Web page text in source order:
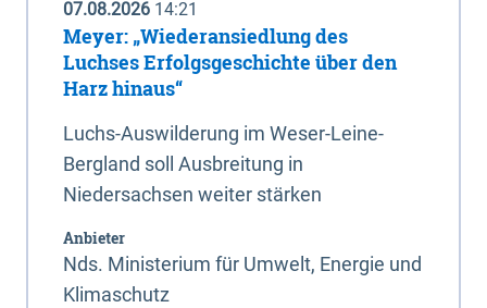
07.08.2026 14:21
Meyer: „Wiederansiedlung des
Luchses Erfolgsgeschichte über den
Harz hinaus“
Luchs-Auswilderung im Weser-Leine-
Bergland soll Ausbreitung in
Niedersachsen weiter stärken
Anbieter
Nds. Ministerium für Umwelt, Energie und
Klimaschutz